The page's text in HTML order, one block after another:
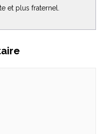
et plus fraternel.